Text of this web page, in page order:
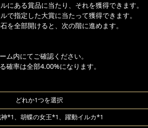
にある賞品に当たり、それを獲得できます。
で指定した大賞に当たって獲得できます。
を全部開けると、次の階に進めます。
内にてご確認ください。
率は全部4.00%になります。
どれか1つを選択
*1、胡蝶の女王*1、躍動イルカ*1